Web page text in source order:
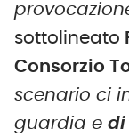
sottolineato
Consorzio
scenario ci
guardia e di